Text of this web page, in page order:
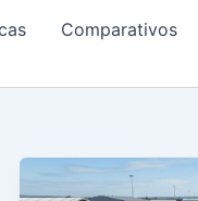
Comparativos